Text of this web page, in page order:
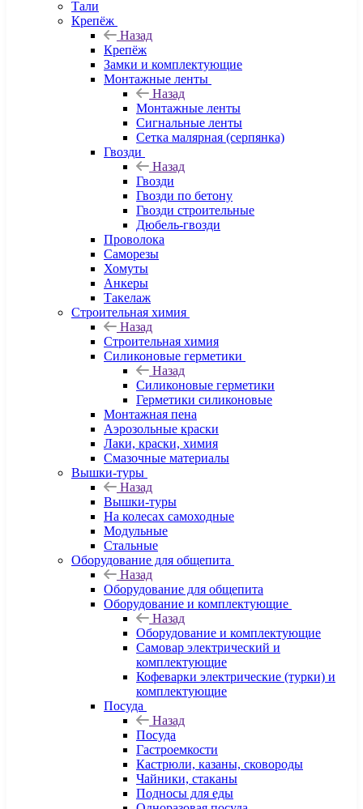
Тали
Крепёж
Назад
Крепёж
Замки и комплектующие
Монтажные ленты
Назад
Монтажные ленты
Сигнальные ленты
Сетка малярная (серпянка)
Гвозди
Назад
Гвозди
Гвозди по бетону
Гвозди строительные
Дюбель-гвозди
Проволока
Саморезы
Хомуты
Анкеры
Такелаж
Строительная химия
Назад
Строительная химия
Силиконовые герметики
Назад
Силиконовые герметики
Герметики силиконовые
Монтажная пена
Аэрозольные краски
Лаки, краски, химия
Смазочные материалы
Вышки-туры
Назад
Вышки-туры
На колесах самоходные
Модульные
Стальные
Оборудование для общепита
Назад
Оборудование для общепита
Оборудование и комплектующие
Назад
Оборудование и комплектующие
Самовар электрический и
комплектующие
Кофеварки электрические (турки) и
комплектующие
Посуда
Назад
Посуда
Гастроемкости
Кастрюли, казаны, сковороды
Чайники, стаканы
Подносы для еды